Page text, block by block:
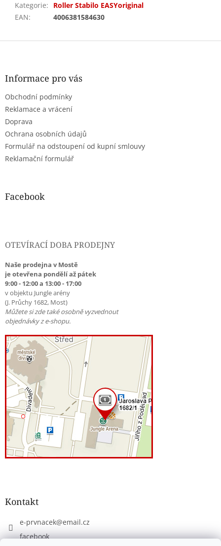
Kategorie:
Roller Stabilo EASYoriginal
EAN: 4006381584630
Z
Informace pro vás
Obchodní podmínky
Reklamace a vrácení
Doprava
Ochrana osobních údajů
Formulář na odstoupení od kupní smlouvy
Reklamační formulář
Facebook
OTEVÍRACÍ DOBA PRODEJNY
Naše prodejna v Mostě
je otevřena pondělí až pátek
9:00 - 12:00 a 13:00 - 17:00
v objektu Jungle arény
(J. Průchy 1682, Most)
Můžete si zde také osobně vyzvednout
objednávky z e-shopu.
Kontakt
e-prvnacek@email.cz
facebook